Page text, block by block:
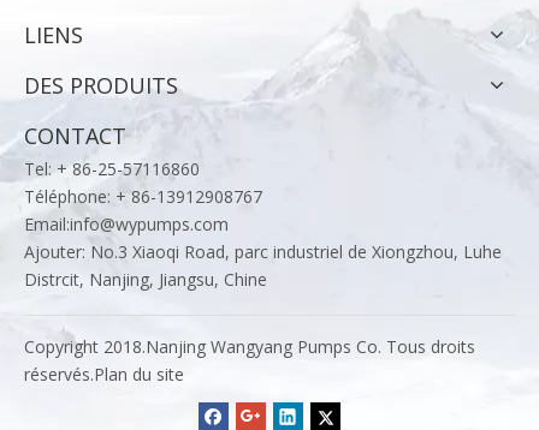
LIENS
DES PRODUITS
CONTACT
Tel: + 86-25-57116860
Téléphone: + 86-13912908767
Email:info@wypumps.com
Ajouter: No.3 Xiaoqi Road, parc industriel de Xiongzhou, Luhe
Distrcit, Nanjing, Jiangsu, Chine
Copyright 2018.Nanjing Wangyang Pumps Co. Tous droits
réservés.Plan du site